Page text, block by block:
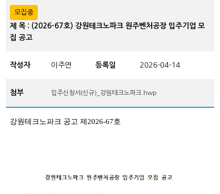
모집중
제 목 : (2026-67호) 강원테크노파크 원주벤처공장 입주기업 모
집 공고
작성자 이주연 등록일 2026-04-14
첨부 입주신청서(신규)_강원테크노파크.hwp
강원테크노파크 공고 제2026-67호